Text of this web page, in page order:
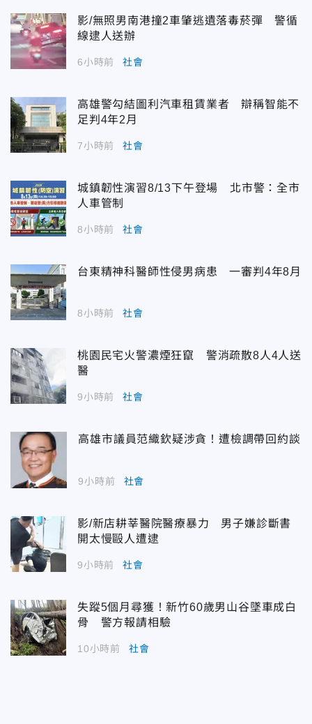
影/無照男南港撞2車肇逃遺落毒菸彈 警循
線逮人送辦
6小時前 社會
高雄警勾結圖利汽車租賃業者 辯稱智能不
足判4年2月
7小時前 社會
城鎮韌性演習8/13下午登場 北市警：全市
人車管制
8小時前 社會
台東精神科醫師性侵男病患 一審判4年8月
8小時前 社會
桃園民宅火警濃煙狂竄 警消疏散8人4人送
醫
9小時前 社會
高雄市議員范織欽疑涉貪！遭檢調帶回約談
9小時前 社會
影/新店耕莘醫院醫療暴力 男子嫌診斷書
開太慢毆人遭逮
9小時前 社會
失蹤5個月尋獲！新竹60歲男山谷墜車成白
骨 警方報請相驗
10小時前 社會